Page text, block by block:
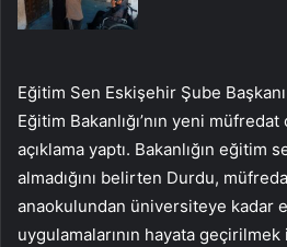
Eğitim Sen Eskişehir Şube
Eğitim Bakanlığı’nın yeni
açıklama yaptı. Bakanlığın eğitim
almadığını belirten Durdu,
anaokulundan üniversiteye kadar
uygulamalarının hayata